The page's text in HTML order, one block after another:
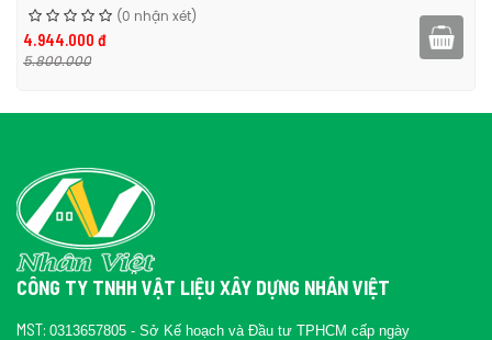
(0 nhận xét)
4.944.000 đ
5.800.000
CÔNG TY TNHH VẬT LIỆU XÂY DỰNG NHÂN VIỆT
MST: 0313657805 - Sở Kế hoạch và Đầu tư TPHCM cấp ngày